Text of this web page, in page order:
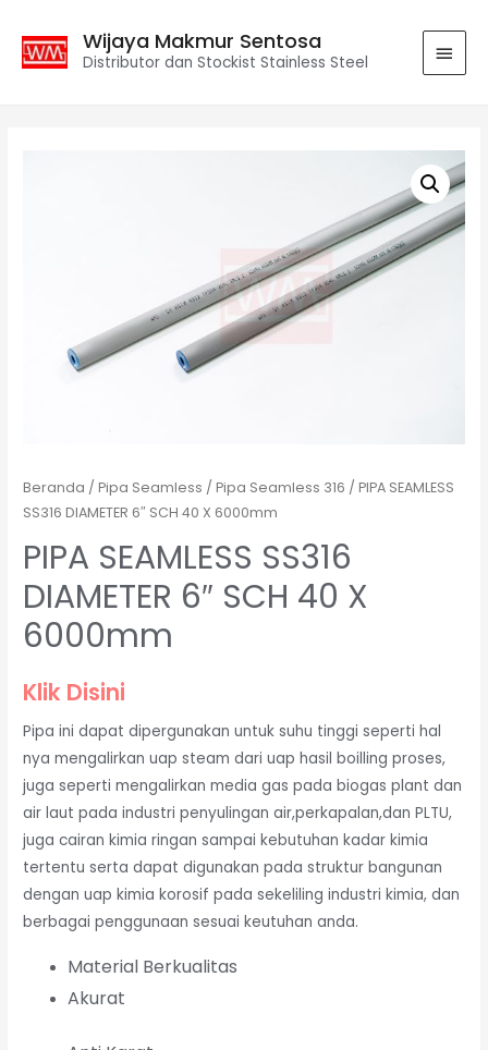
Wijaya Makmur Sentosa
Distributor dan Stockist Stainless Steel
Beranda /Pipa Seamless /Pipa Seamless 316 / PIPA SEAMLESS
SS316 DIAMETER 6″ SCH 40 X 6000mm
PIPA SEAMLESS SS316
DIAMETER 6″ SCH 40 X
6000mm
Klik Disini
Pipa ini dapat dipergunakan untuk suhu tinggi seperti hal
nya mengalirkan uap steam dari uap hasil boilling proses,
juga seperti mengalirkan media gas pada biogas plant dan
air laut pada industri penyulingan air,perkapalan,dan PLTU,
juga cairan kimia ringan sampai kebutuhan kadar kimia
tertentu serta dapat digunakan pada struktur bangunan
dengan uap kimia korosif pada sekeliling industri kimia, dan
berbagai penggunaan sesuai keutuhan anda.
Material Berkualitas
Akurat